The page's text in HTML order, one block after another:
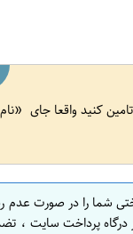
کنید واقعا جای
شما را در صورت
پرداخت سایت ،